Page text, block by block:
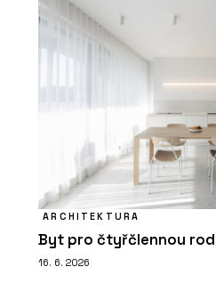
ARCHITEKTURA
Byt pro čtyřčlennou
16. 6. 2026